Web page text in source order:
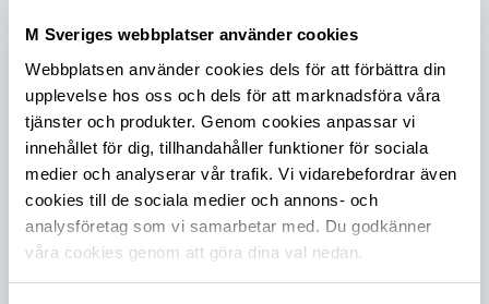
M Sveriges webbplatser använder cookies
Webbplatsen använder cookies dels för att förbättra din
upplevelse hos oss och dels för att marknadsföra våra
tjänster och produkter. Genom cookies anpassar vi
innehållet för dig, tillhandahåller funktioner för sociala
medier och analyserar vår trafik. Vi vidarebefordrar även
cookies till de sociala medier och annons- och
analysföretag som vi samarbetar med. Du godkänner
våra cookies genom att göra dina val nedan.
Nytt från M Sverige
Läs det senaste om frågor som rör trafik- och
infrastrukturpolitik, vilka frågor M Sverige driver
och vilka trafikundersökningar vi gjort.